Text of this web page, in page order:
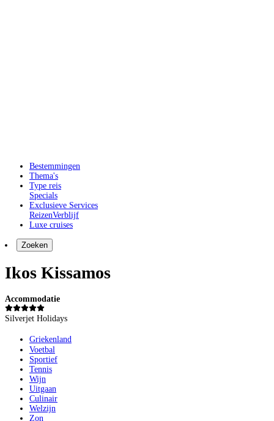
Bestemmingen
Thema's
Type reis
Specials
Exclusieve Services
ReizenVerblijf
Luxe cruises
Zoeken
Ikos Kissamos
Accommodatie
Silverjet Holidays
Griekenland
Voetbal
Sportief
Tennis
Wijn
Uitgaan
Culinair
Welzijn
Zon